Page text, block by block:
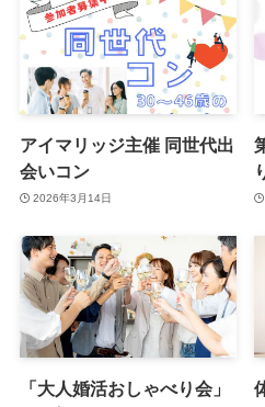
アイマリッジ主催 同世代出
会いコン
2026年3月14日
「大人婚活おしゃべり会」